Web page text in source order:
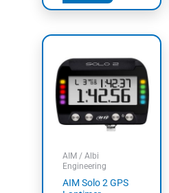
AIM / Albi
Engineering
AIM Solo 2 GPS
Prijsklasse:
tot
€615,29
product
heeft
meerdere
variaties.
Deze
optie
worden